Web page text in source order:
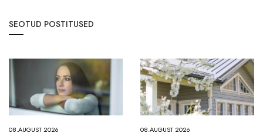
SEOTUD POSTITUSED
08.AUGUST 2026 08.AUGUST 2026